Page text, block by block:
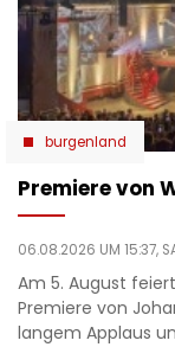
burgenland
Premiere von
06.08.2026 UM 15:37,
Am 5. August
Premiere von
langem Applaus